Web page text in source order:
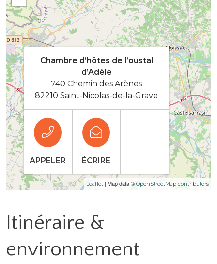
Leaflet | Map data © OpenStreetMap contributors
Chambre d’hôtes de l’oustal
d’Adèle
740 Chemin des Arènes
82210 Saint-Nicolas-de-la-Grave
APPELER ÉCRIRE
Itinéraire &
environnement